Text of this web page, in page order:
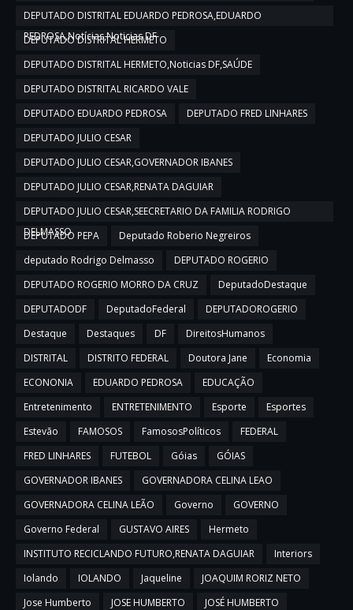
DEPUTADO DISTRITAL EDUARDO PEDROSA,EDUARDO
PEDROSA,Notícias,Noticias DF
DEPUTADO DISTRITAL HERMETO
DEPUTADO DISTRITAL HERMETO,Noticias DF,SAÚDE
DEPUTADO DISTRITAL RICARDO VALE
DEPUTADO EDUARDO PEDROSA
DEPUTADO FRED LINHARES
DEPUTADO JULIO CESAR
DEPUTADO JULIO CESAR,GOVERNADOR IBANES
DEPUTADO JULIO CESAR,RENATA DAGUIAR
DEPUTADO JULIO CESAR,SEECRETARIO DA FAMILIA RODRIGO
DELMASSO
DEPUTADO PEPA
Deputado Roberio Negreiros
deputado Rodrigo Delmasso
DEPUTADO ROGERIO
DEPUTADO ROGERIO MORRO DA CRUZ
DeputadoDestaque
DEPUTADODF
DeputadoFederal
DEPUTADOROGERIO
Destaque
Destaques DF
DireitosHumanos
DISTRITAL
DISTRITO FEDERAL Doutora Jane
Economia
ECONONIA
EDUARDO PEDROSA
EDUCAÇÃO
Entretenimento
ENTRETENIMENTO Esporte
Esportes
Estevão
FAMOSOS FamososPolíticos
FEDERAL
FRED LINHARES
FUTEBOL Góias
GÓIAS
GOVERNADOR IBANES
GOVERNADORA CELINA LEAO
GOVERNADORA CELINA LEÃO
Governo
GOVERNO
Governo Federal
GUSTAVO AIRES
Hermeto
INSTITUTO RECICLANDO FUTURO,RENATA DAGUIAR
Interiors
Iolando
IOLANDO Jaqueline
JOAQUIM RORIZ NETO
Jose Humberto
JOSE HUMBERTO
JOSÉ HUMBERTO